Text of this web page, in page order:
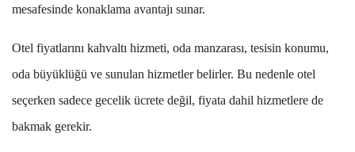
mesafesinde konaklama avantajı sunar.
Otel fiyatlarını kahvaltı hizmeti, oda manzarası, tesisin konumu,
oda büyüklüğü ve sunulan hizmetler belirler. Bu nedenle otel
seçerken sadece gecelik ücrete değil, fiyata dahil hizmetlere de
bakmak gerekir.